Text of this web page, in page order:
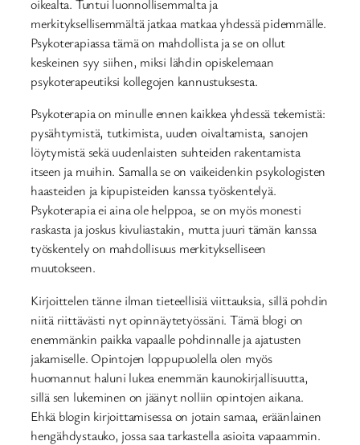
oikealta. Tuntui luonnollisemmalta ja
merkityksellisemmältä jatkaa matkaa yhdessä pidemmälle.
Psykoterapiassa tämä on mahdollista ja se on ollut
keskeinen syy siihen, miksi lähdin opiskelemaan
psykoterapeutiksi kollegojen kannustuksesta.
Psykoterapia on minulle ennen kaikkea yhdessä tekemistä:
pysähtymistä, tutkimista, uuden oivaltamista, sanojen
löytymistä sekä uudenlaisten suhteiden rakentamista
itseen ja muihin. Samalla se on vaikeidenkin psykologisten
haasteiden ja kipupisteiden kanssa työskentelyä.
Psykoterapia ei aina ole helppoa, se on myös monesti
raskasta ja joskus kivuliastakin, mutta juuri tämän kanssa
työskentely on mahdollisuus merkitykselliseen
muutokseen.
Kirjoittelen tänne ilman tieteellisiä viittauksia, sillä pohdin
niitä riittävästi nyt opinnäytetyössäni. Tämä blogi on
enemmänkin paikka vapaalle pohdinnalle ja ajatusten
jakamiselle. Opintojen loppupuolella olen myös
huomannut haluni lukea enemmän kaunokirjallisuutta,
sillä sen lukeminen on jäänyt nolliin opintojen aikana.
Ehkä blogin kirjoittamisessa on jotain samaa, eräänlainen
hengähdystauko, jossa saa tarkastella asioita vapaammin.